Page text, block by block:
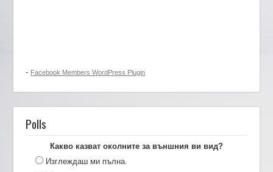
- Facebook Members WordPress Plugin
Polls
Какво казват околните за външния ви вид?
Изглеждаш ми пълна.